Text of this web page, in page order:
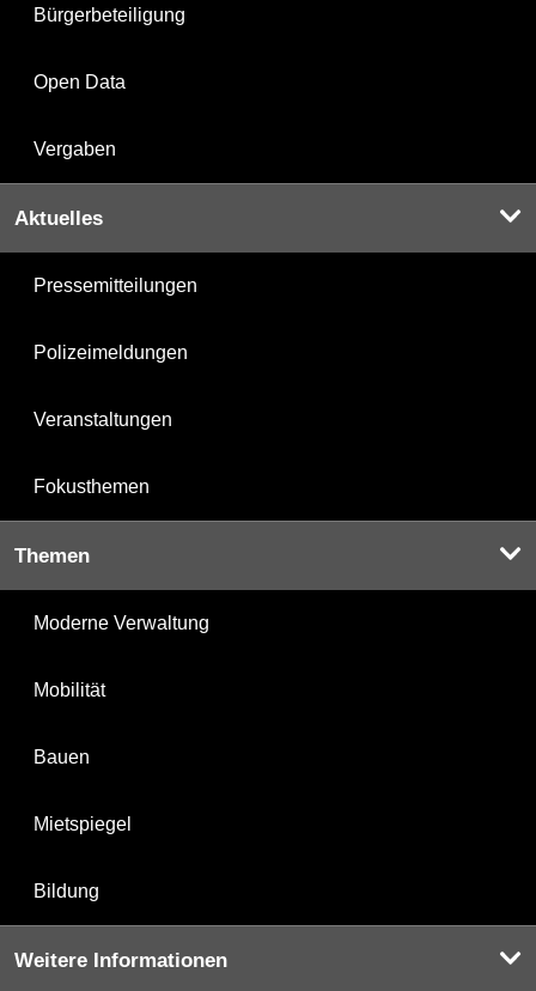
Bürgerbeteiligung
Open Data
Vergaben
Aktuelles
Pressemitteilungen
Polizeimeldungen
Veranstaltungen
Fokusthemen
Themen
Moderne Verwaltung
Mobilität
Bauen
Mietspiegel
Bildung
Weitere Informationen